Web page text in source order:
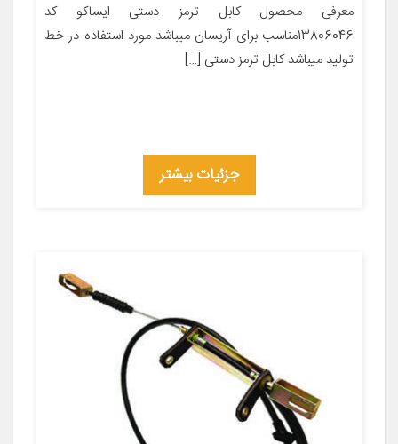
معرفی محصول کابل ترمز دستی ایساکو کد
13806046مناسب برای آریسان میباشد مورد استفاده در خط
تولید میباشد کابل ترمز دستی […]
جزئیات بیشتر